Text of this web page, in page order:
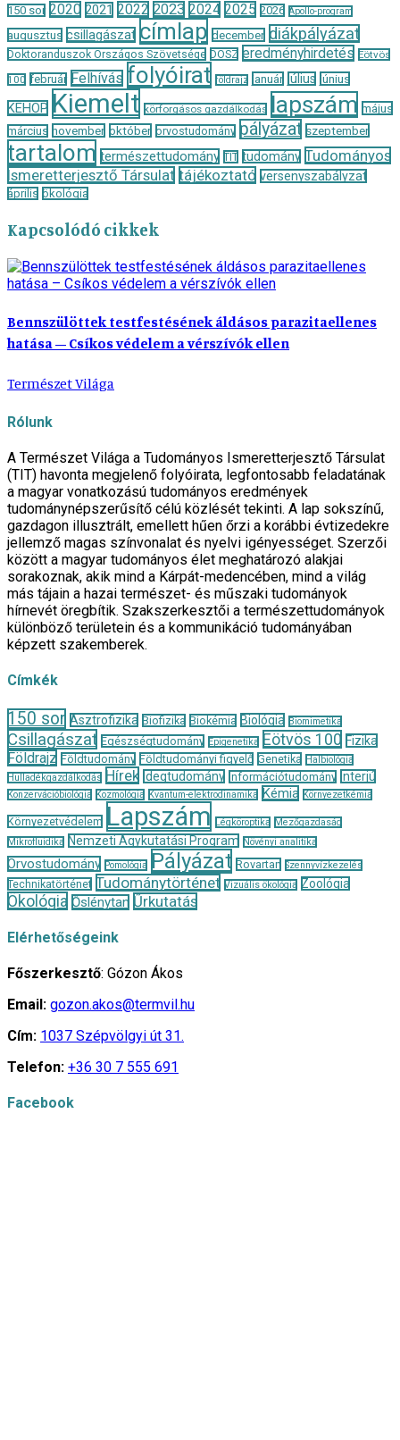
150 sor 2020 2021 2022 2023 2024 2025 2026 Apollo-program
augusztus csillagászat címlap december diákpályázat
Doktoranduszok Országos Szövetsége DOSZ eredményhirdetés Eötvös
100 február Felhívás folyóirat földrajz január július június
KEHOP Kiemelt körforgásos gazdálkodás lapszám május
március november október orvostudomány pályázat szeptember
tartalom természettudomány TIT tudomány Tudományos
Ismeretterjesztő Társulat tájékoztató versenyszabályzat
április ökológia
Kapcsolódó cikkek
Bennszülöttek testfestésének áldásos parazitaellenes
hatása – Csíkos védelem a vérszívók ellen
Természet Világa
Rólunk
A Természet Világa a Tudományos Ismeretterjesztő Társulat
(TIT) havonta megjelenő folyóirata, legfontosabb feladatának
a magyar vonatkozású tudományos eredmények
tudománynépszerűsítő célú közlését tekinti. A lap sokszínű,
gazdagon illusztrált, emellett hűen őrzi a korábbi évtizedekre
jellemző magas színvonalat és nyelvi igényességet. Szerzői
között a magyar tudományos élet meghatározó alakjai
sorakoznak, akik mind a Kárpát-medencében, mind a világ
más tájain a hazai természet- és műszaki tudományok
hírnevét öregbítik. Szakszerkesztői a természettudományok
különböző területein és a kommunikáció tudományában
képzett szakemberek.
Címkék
150 sor Asztrofizika Biofizika Biokémia Biológia Biomimetika
Csillagászat Egészségtudomány Epigenetika Eötvös 100 Fizika
Földrajz Földtudomány Földtudományi figyelő Genetika
Halbiológia
Hulladékgazdálkodás
Hírek Idegtudomány Információtudomány Interjú
Konzervációbiológia Kozmológia Kvantum-elektrodinamika Kémia Környezetkémia
Környezetvédelem Lapszám Légköroptika
Mezőgazdaság
Mikrofluidika
Nemzeti Agykutatási Program Növényi analitika
Orvostudomány Pomológia Pályázat Rovartan Szennyvízkezelés
Technikatörténet Tudománytörténet Vizuális ökológia Zoológia
Ökológia Őslénytan Űrkutatás
Elérhetőségeink
Főszerkesztő: Gózon Ákos
Email: gozon.akos@termvil.hu
Cím: 1037 Szépvölgyi út 31.
Telefon: +36 30 7 555 691
Facebook